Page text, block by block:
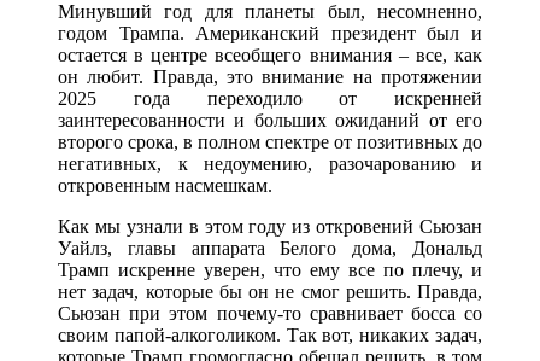
Минувший год для планеты был, несомненно,
годом Трампа. Американский президент был и
остается в центре всеобщего внимания – все, как
он любит. Правда, это внимание на протяжении
2025 года переходило от искренней
заинтересованности и больших ожиданий от его
второго срока, в полном спектре от позитивных до
негативных, к недоумению, разочарованию и
откровенным насмешкам.
Как мы узнали в этом году из откровений Сьюзан
Уайлз, главы аппарата Белого дома, Дональд
Трамп искренне уверен, что ему все по плечу, и
нет задач, которые бы он не смог решить. Правда,
Сьюзан при этом почему-то сравнивает босса со
своим папой-алкоголиком. Так вот, никаких задач,